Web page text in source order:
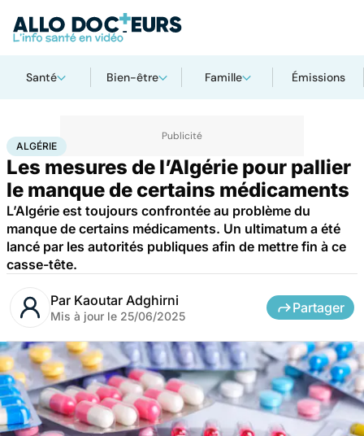
Santé Bien-être Famille Émissions
AccueilSanté Algérie
ALGÉRIE
Les mesures de l’Algérie pour pallier
le manque de certains médicaments
L’Algérie est toujours confrontée au problème du
manque de certains médicaments. Un ultimatum a été
lancé par les autorités publiques afin de mettre fin à ce
casse-tête.
Par Kaoutar Adghirni
Mis à jour le 25/06/2025
Partager